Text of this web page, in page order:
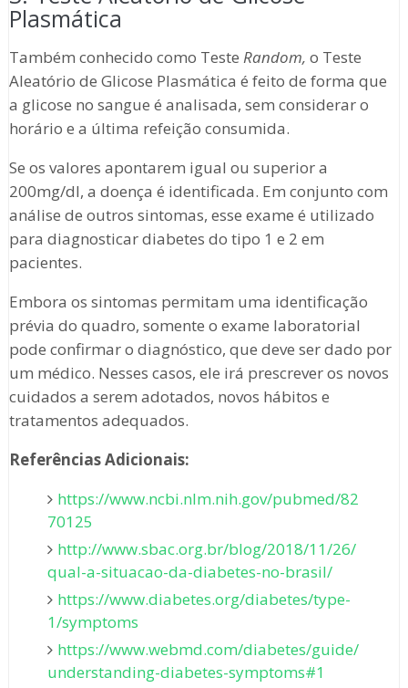
Plasmática
Também conhecido como Teste Random, o Teste
Aleatório de Glicose Plasmática é feito de forma que
a glicose no sangue é analisada, sem considerar o
horário e a última refeição consumida.
Se os valores apontarem igual ou superior a
200mg/dl, a doença é identificada. Em conjunto com
análise de outros sintomas, esse exame é utilizado
para diagnosticar diabetes do tipo 1 e 2 em
pacientes.
Embora os sintomas permitam uma identificação
prévia do quadro, somente o exame laboratorial
pode confirmar o diagnóstico, que deve ser dado por
um médico. Nesses casos, ele irá prescrever os novos
cuidados a serem adotados, novos hábitos e
tratamentos adequados.
Referências Adicionais:
https://www.ncbi.nlm.nih.gov/pubmed/82
70125
http://www.sbac.org.br/blog/2018/11/26/
qual-a-situacao-da-diabetes-no-brasil/
https://www.diabetes.org/diabetes/type-
1/symptoms
https://www.webmd.com/diabetes/guide/
understanding-diabetes-symptoms#1